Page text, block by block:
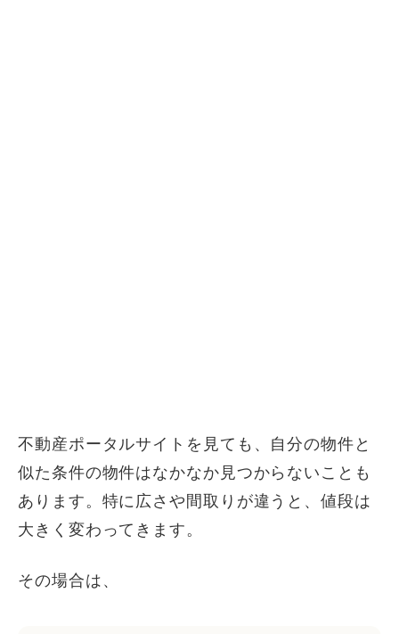
不動産ポータルサイトを見ても、自分の物件と
似た条件の物件はなかなか見つからないことも
あります。特に広さや間取りが違うと、値段は
大きく変わってきます。
その場合は、